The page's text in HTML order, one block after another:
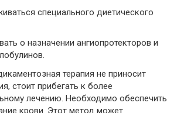
специального диетического
о назначении ангиопротекторов и
терапия не приносит
стоит прибегать к более
лечению. Необходимо обеспечить
крови. Этот метод может